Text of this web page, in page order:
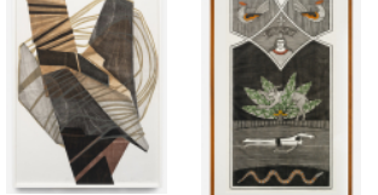
dos dados fornecidos e reconhece que
os atualizados.